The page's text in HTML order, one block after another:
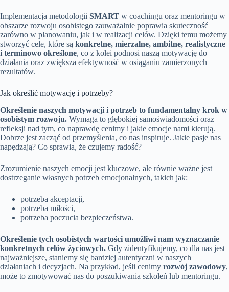
Implementacja metodologii SMART w coachingu oraz mentoringu w
obszarze rozwoju osobistego zauważalnie poprawia skuteczność
zarówno w planowaniu, jak i w realizacji celów. Dzięki temu możemy
stworzyć cele, które są konkretne, mierzalne, ambitne, realistyczne
i terminowo określone, co z kolei podnosi naszą motywację do
działania oraz zwiększa efektywność w osiąganiu zamierzonych
rezultatów.
Jak określić motywację i potrzeby?
Określenie naszych motywacji i potrzeb to fundamentalny krok w
osobistym rozwoju. Wymaga to głębokiej samoświadomości oraz
refleksji nad tym, co naprawdę cenimy i jakie emocje nami kierują.
Dobrze jest zacząć od przemyślenia, co nas inspiruje. Jakie pasje nas
napędzają? Co sprawia, że czujemy radość?
Zrozumienie naszych emocji jest kluczowe, ale równie ważne jest
dostrzeganie własnych potrzeb emocjonalnych, takich jak:
potrzeba akceptacji,
potrzeba miłości,
potrzeba poczucia bezpieczeństwa.
Określenie tych osobistych wartości umożliwi nam wyznaczanie
konkretnych celów życiowych. Gdy zidentyfikujemy, co dla nas jest
najważniejsze, staniemy się bardziej autentyczni w naszych
działaniach i decyzjach. Na przykład, jeśli cenimy rozwój zawodowy,
może to zmotywować nas do poszukiwania szkoleń lub mentoringu.